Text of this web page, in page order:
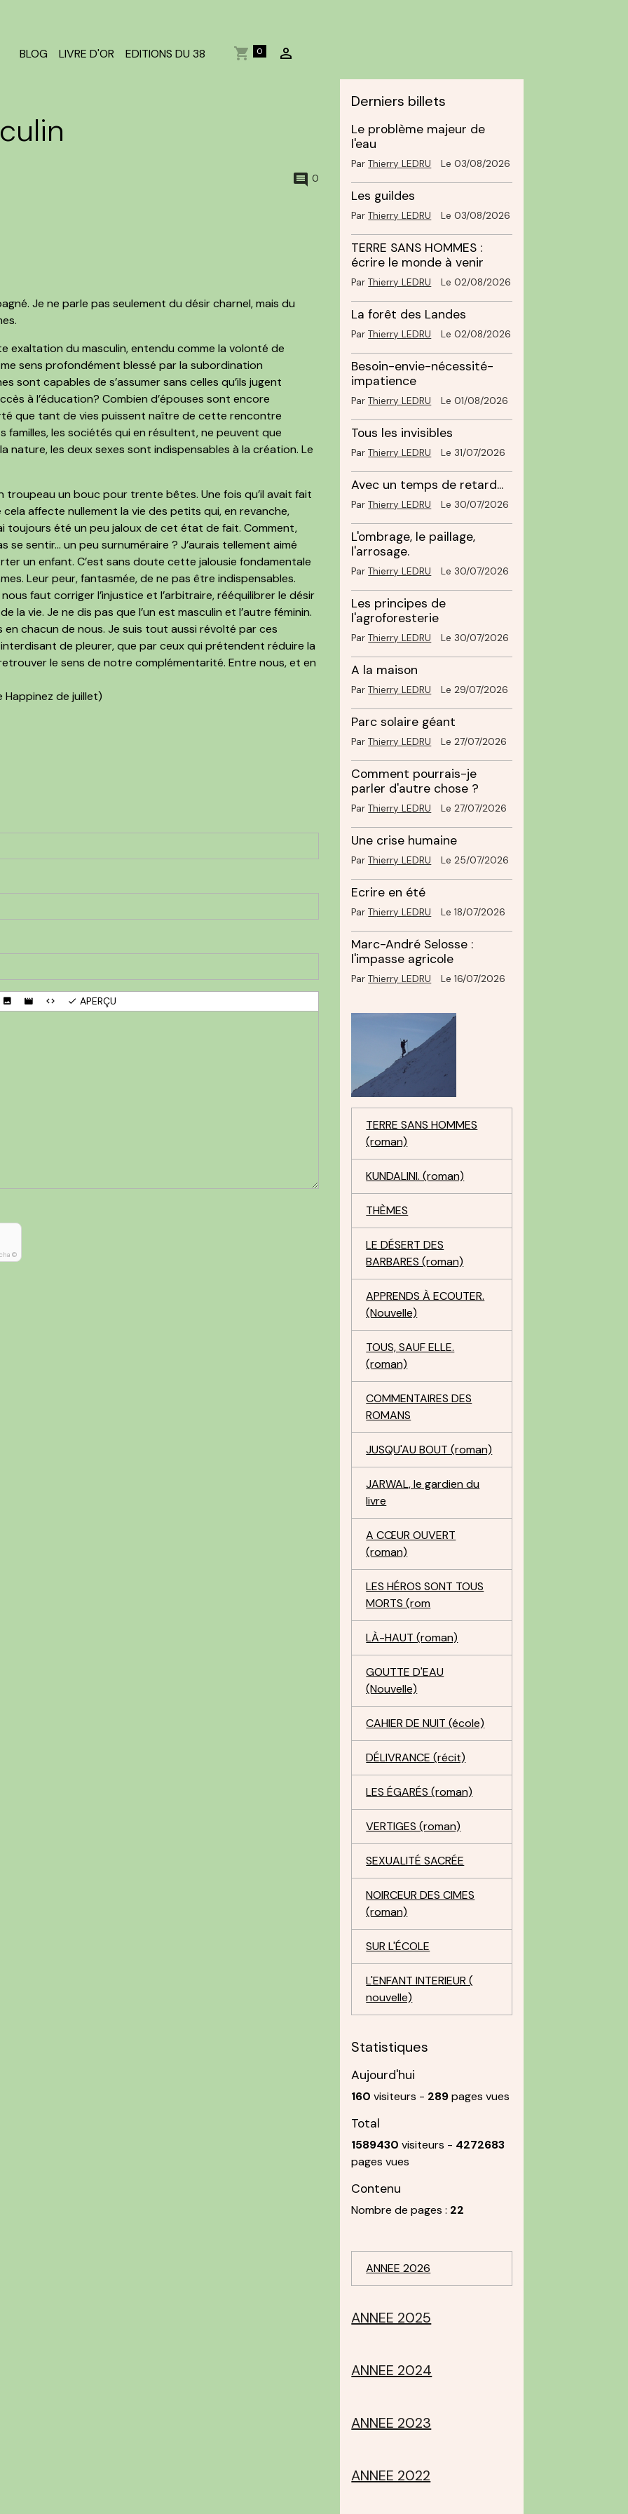
BLOG LIVRE D'OR EDITIONS DU 38 0
0
Je ne parle pas seulement du désir charnel, mais du
exaltation du masculin, entendu comme la volonté de
sens profondément blessé par la subordination
sont capables de s’assumer sans celles qu’ils jugent
à l’éducation? Combien d’épouses sont encore
que tant de vies puissent naître de cette rencontre
familles, les sociétés qui en résultent, ne peuvent que
nature, les deux sexes sont indispensables à la création. Le
troupeau un bouc pour trente bêtes. Une fois qu’il avait fait
affecte nullement la vie des petits qui, en revanche,
toujours été un peu jaloux de cet état de fait. Comment,
sentir… un peu surnuméraire ? J’aurais tellement aimé
un enfant. C’est sans doute cette jalousie fondamentale
Leur peur, fantasmée, de ne pas être indispensables.
faut corriger l’injustice et l’arbitraire, rééquilibrer le désir
vie. Je ne dis pas que l’un est masculin et l’autre féminin.
chacun de nous. Je suis tout aussi révolté par ces
de pleurer, que par ceux qui prétendent réduire la
le sens de notre complémentarité. Entre nous, et en
Happinez de juillet)
APERÇU
©
Derniers billets
Le problème majeur de
l'eau
ParThierry LEDRU Le 03/08/2026
Les guildes
ParThierry LEDRU Le 03/08/2026
TERRE SANS HOMMES :
écrire le monde à venir
ParThierry LEDRU Le 02/08/2026
La forêt des Landes
ParThierry LEDRU Le 02/08/2026
Besoin-envie-nécessité-
impatience
ParThierry LEDRU Le 01/08/2026
Tous les invisibles
ParThierry LEDRU Le 31/07/2026
Avec un temps de retard...
ParThierry LEDRU Le 30/07/2026
L'ombrage, le paillage,
l'arrosage.
ParThierry LEDRU Le 30/07/2026
Les principes de
l'agroforesterie
ParThierry LEDRU Le 30/07/2026
A la maison
ParThierry LEDRU Le 29/07/2026
Parc solaire géant
ParThierry LEDRU Le 27/07/2026
Comment pourrais-je
parler d'autre chose ?
ParThierry LEDRU Le 27/07/2026
Une crise humaine
ParThierry LEDRU Le 25/07/2026
Ecrire en été
ParThierry LEDRU Le 18/07/2026
Marc-André Selosse :
l'impasse agricole
ParThierry LEDRU Le 16/07/2026
TERRE SANS HOMMES
(roman)
KUNDALINI. (roman)
THÈMES
LE DÉSERT DES
BARBARES (roman)
APPRENDS À ECOUTER.
(Nouvelle)
TOUS, SAUF ELLE.
(roman)
COMMENTAIRES DES
ROMANS
JUSQU'AU BOUT (roman)
JARWAL, le gardien du
livre
A CŒUR OUVERT
(roman)
LES HÉROS SONT TOUS
MORTS (rom
LÀ-HAUT (roman)
GOUTTE D'EAU
(Nouvelle)
CAHIER DE NUIT (école)
DÉLIVRANCE (récit)
LES ÉGARÉS (roman)
VERTIGES (roman)
SEXUALITÉ SACRÉE
NOIRCEUR DES CIMES
(roman)
SUR L'ÉCOLE
L'ENFANT INTERIEUR (
nouvelle)
Statistiques
Aujourd'hui
160 visiteurs - 289pages vues
Total
1589430 visiteurs - 4272683
pages vues
Contenu
Nombre de pages : 22
ANNEE 2026
ANNEE 2025
ANNEE 2024
ANNEE 2023
ANNEE 2022